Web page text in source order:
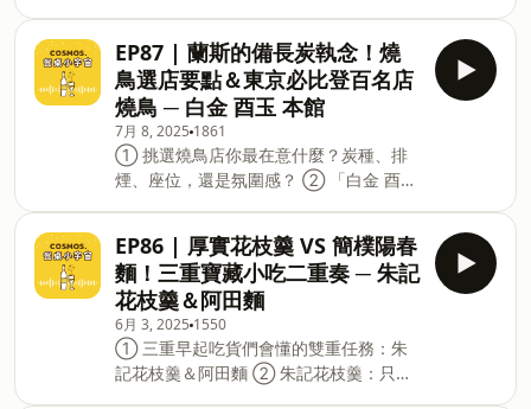
虱目魚」：魚腸超限量、蒜頭飯超涮嘴！
② 虱目魚料理百百款，魚皮湯、煎魚
肚、破布子清蒸！嘉義「珍珍海產粥蚵仔
煎」、「老牌草魚湯」、「三采田美味廚
坊」 ③ 嘉南平原的魚塭記憶，辣個虱目
魚養大的男人？ ④ 中秋團購登場【餐桌
和「要讀書」才能喝葡萄酒？第一語言 ×
主體解讀力，才是真正的葡萄酒自由 ④
不太懂酒，該怎麼選？看到Vincent老師
的照片就買？大神的選酒邏輯公開 ⑤ 餐
酒搭配是假議題？葡萄酒的角色是「補
洞」？侍酒師門都該學學羅蘭！ ⑥
Vincent不藏私Wine Bar&amp;餐酒館推
薦 ⑦ 想學葡萄酒？證照五花八門，怎麼
挑？Vincent老師的專業建議 ⑧ 世界盲
飲比賽賽事密辛！全亞洲冠軍誕生記 ✎ 本
集特別來賓 ─ Vincent Lu 盧彥廷 台灣酒
研學院人氣講師 / 盲飲冠軍 / 葡萄酒詩人
更多餐搭宇宙，來聽餐桌小宇宙！ #峰值
體驗引路人 #金句炸裂 #Educator太
沉重 宇宙接線生：美美＆蘭斯＆咪編 加
EP87 | 蘭斯的備長炭執念！燒
鳥選店要點＆東京必比登百名店
燒鳥 ─ 白金 酉玉 本館
7月 8, 2025 1861
① 挑選燒鳥店你最在意什麼？炭種、排
煙、座位，還是氛圍感？ ② 「白金 酉玉
亮點 ③ 各種雞肉部位、綿密烤馬鈴薯串
收尾，酒品選擇超越預期，失控預警！
【白金 酉玉 本館】 ☑︎ 日本東京都港区白
金6-22-19 更多餐搭宇宙，來聽餐桌小宇
宙！ #酒單太豐富很難選 #這個馬鈴薯
太性感 #靠燒鳥續命的主持人們 宇宙接
線生：蘭斯＆美美＆咪編 ★ Facebook
|&nbsp;餐桌小宇宙 Cosmos.
EP86 | 厚實花枝羹 VS 簡樸陽春
麵！三重寶藏小吃二重奏 ─ 朱記
花枝羹＆阿田麵
6月 3, 2025 1550
① 三重早起吃貨們會懂的雙重任務：朱
記花枝羹＆阿田麵 ② 朱記花枝羹：只賣